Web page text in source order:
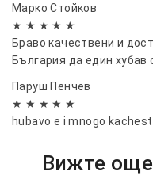
Марко Стойков
★ ★ ★ ★ ★
Браво качествени и
България да един хубав
Паруш Пенчев
★ ★ ★ ★ ★
hubavo e i mnogo
Вижте още